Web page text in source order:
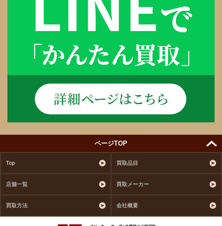
ページTOP
Top 買取品目
店舗一覧 買取メーカー
買取方法 会社概要